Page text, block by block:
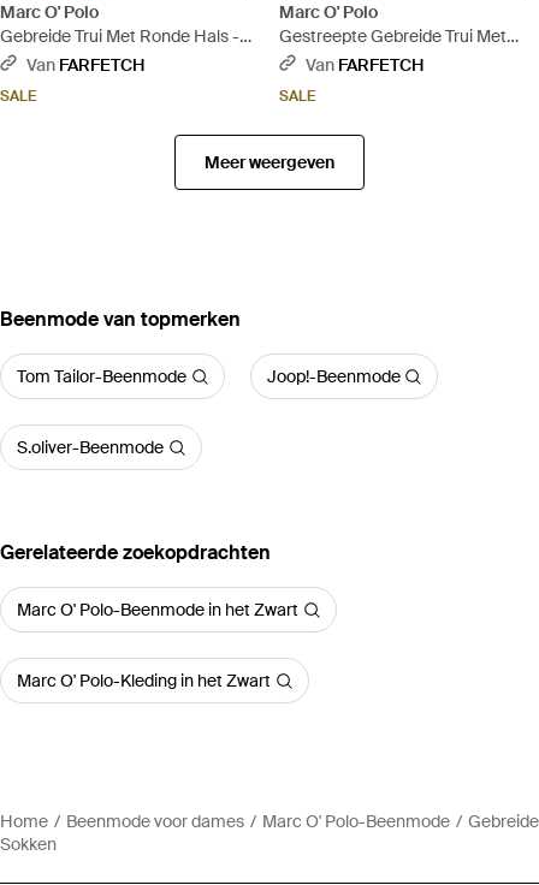
Marc O' Polo
Gebreide Trui Met Ronde Hals -
Naturel
Van FARFETCH
SALE
Marc O' Polo
Gestreepte Gebreide Trui Met
Korte Mouwen - Wit
Van FARFETCH
SALE
Meer weergeven
‪Beenmode‬ van topmerken
Tom Tailor-Beenmode Joop!-Beenmode
S.oliver-Beenmode
Gerelateerde zoekopdrachten
Marc O' Polo-Beenmode in het Zwart
Marc O' Polo-Kleding in het Zwart
Home Beenmode voor dames Marc O' Polo-Beenmode
Gebreide
Sokken